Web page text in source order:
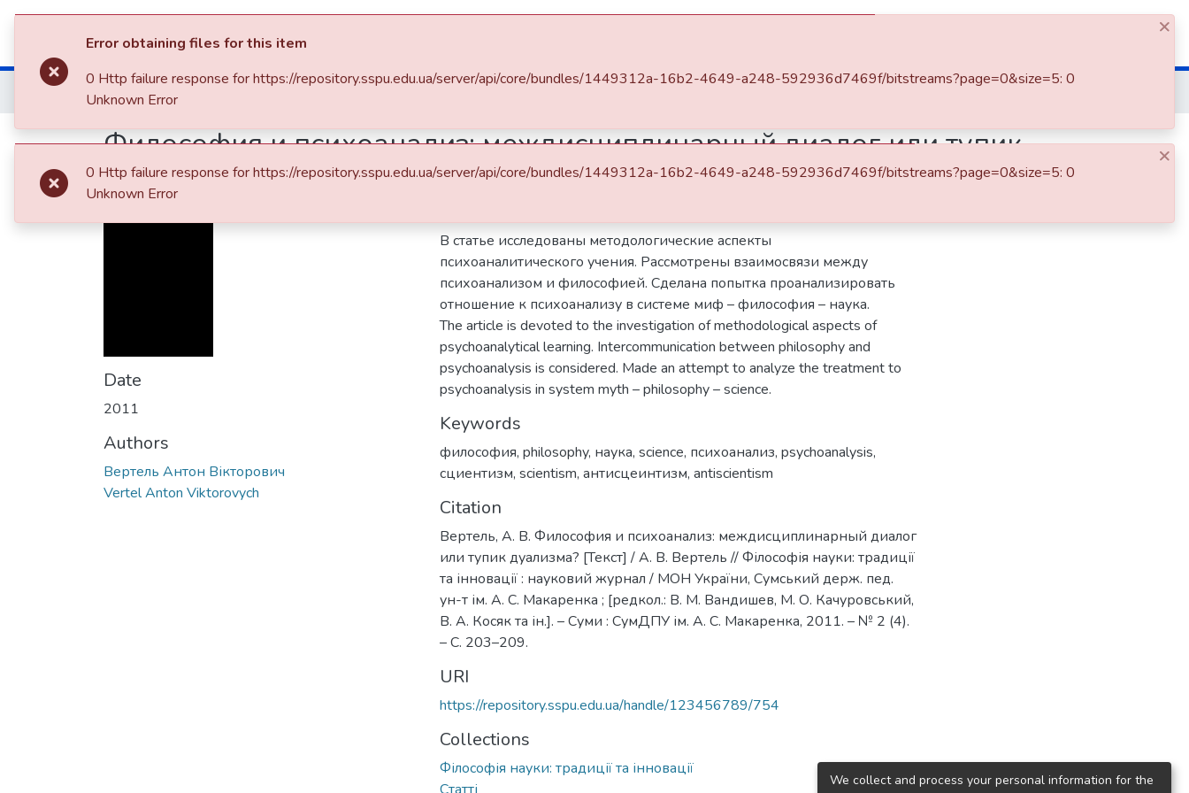
Communities & Collections
Home
Философия и психоанализ: междисциплинарный диалог или тупик
дуализма?
Date
2011
Authors
Вертель Антон Вікторович
Vertel Anton Viktorovych
В статье исследованы методологические аспекты
психоаналитического учения. Рассмотрены взаимосвязи между
психоанализом и философией. Сделана попытка проанализировать
отношение к психоанализу в системе миф – философия – наука.
The article is devoted to the investigation of methodological aspects of
psychoanalytical learning. Intercommunication between philosophy and
psychoanalysis is considered. Made an attempt to analyze the treatment to
psychoanalysis in system myth – philosophy – science.
Keywords
философия, philosophy, наука, science, психоанализ, psychoanalysis,
сциентизм, scientism, антисцеинтизм, antiscientism
Citation
Вертель, А. В. Философия и психоанализ: междисциплинарный диалог
или тупик дуализма? [Текст] / А. В. Вертель // Філософія науки: традиції
та інновації : науковий журнал / МОН України, Сумський держ. пед.
ун-т ім. А. С. Макаренка ; [редкол.: В. М. Вандишев, М. О. Качуровський,
В. А. Косяк та ін.]. – Суми : СумДПУ ім. А. С. Макаренка, 2011. – № 2 (4).
– С. 203–209.
URI
https://repository.sspu.edu.ua/handle/123456789/754
Collections
Філософія науки: традиції та інновації
×
Error obtaining files for this item
0 Http failure response for https://repository.sspu.edu.ua/server/api/core/bundles/1449312a-16b2-4649-a248-592936d7469f/bitstreams?page=0&size=5: 0
Unknown Error
×
0 Http failure response for https://repository.sspu.edu.ua/server/api/core/bundles/1449312a-16b2-4649-a248-592936d7469f/bitstreams?page=0&size=5: 0
Unknown Error
We collect and process your personal information for the